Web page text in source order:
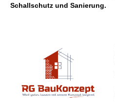
Schallschutz und Sanierung.